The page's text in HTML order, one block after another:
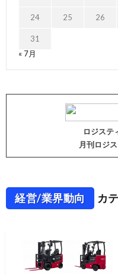
24 25 26
31
« 7月
ロジステ
月刊ロジ
経営/業界動向 カ